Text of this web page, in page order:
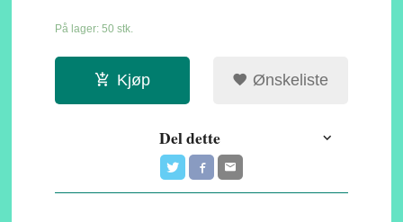
På lager: 50 stk.
Kjøp Ønskeliste
Del dette